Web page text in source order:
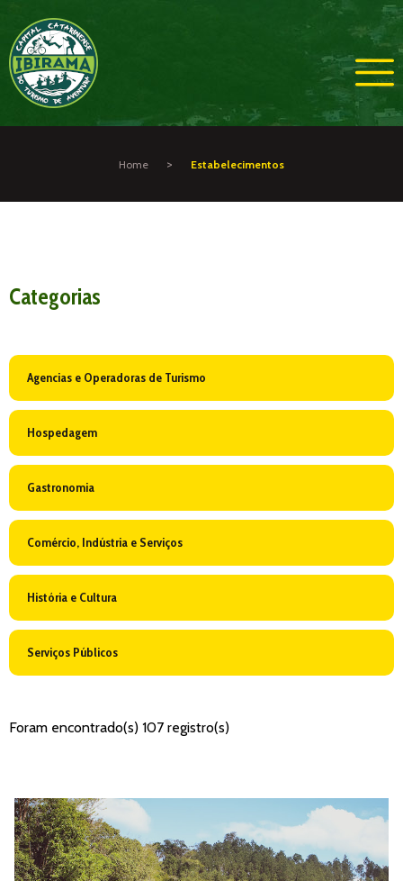
Home > Estabelecimentos
Categorias
Agencias e Operadoras de Turismo
Hospedagem
Gastronomia
Comércio, Indústria e Serviços
História e Cultura
Serviços Públicos
Foram encontrado(s) 107 registro(s)